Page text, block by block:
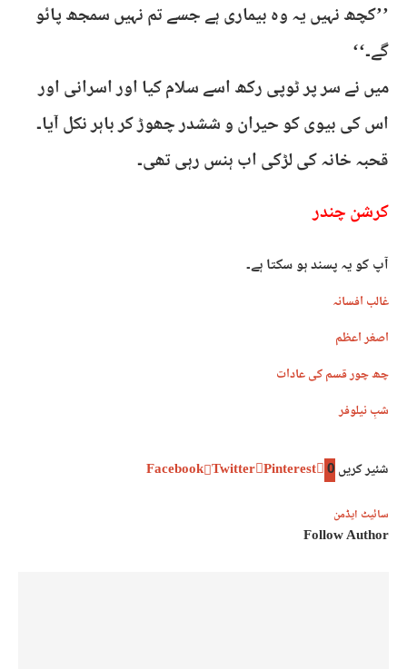
’’کچھ نہیں یہ وہ بیماری ہے جسے تم نہیں سمجھ پائو
گے۔‘‘
میں نے سر پر ٹوپی رکھ اسے سلام کیا اور اسرانی اور
اس کی بیوی کو حیران و ششدر چھوڑ کر باہر نکل آیا۔
قحبہ خانہ کی لڑکی اب ہنس رہی تھی۔
کرشن چندر
آپ کو یہ پسند ہو سکتا ہے۔
غالب افسانہ
اصغر اعظم
چھ چور قسم کی عادات
شبِ نیلوفر
شئیر کریں0
Facebook Twitter Pinterest
سائیٹ ایڈمن
Follow Author